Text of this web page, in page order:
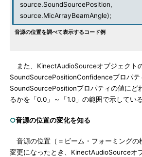
source.SoundSourcePosition,
source.MicArrayBeamAngle);
音源の位置を調べて表示するコード例
また、KinectAudioSourceオブジェクト
SoundSourcePositionConfidenceプロパテ
SoundSourcePositionプロパティの値にど
るかを「0.0」～「1.0」の範囲で示している
○音源の位置の変化を知る
音源の位置（＝ビーム・フォーミングの
変更になったとき、KinectAudioSourceオ